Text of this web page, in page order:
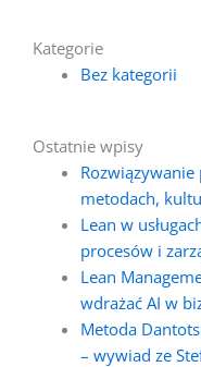
Kategorie
Bez kategorii
Ostatnie wpisy
metodach,
Lean w
procesów i
Lean
wdrażać AI w
Metoda
– wywiad ze